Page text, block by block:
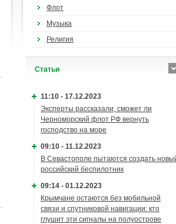
Флот
Музыка
Религия
Cтатьи
11:10 - 17.12.2023
Эксперты рассказали, сможет ли
Черноморский флот РФ вернуть
господство на море
09:10 - 11.12.2023
В Севастополе пытаются создать
российский беспилотник
09:14 - 01.12.2023
Крымчане остаются без мобильной
связи и спутниковой навигации: кто
глушит эти сигналы на полуострове